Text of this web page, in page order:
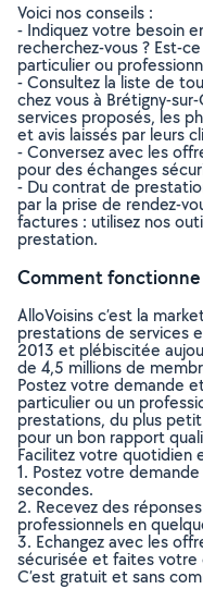
Voici nos conseils :
- Indiquez votre besoin
recherchez-vous ? Est-
particulier ou
- Consultez la liste de
chez vous à Brétigny-
services proposés, les
et avis laissés par leurs
- Conversez avec les
pour des échanges
- Du contrat de
par la prise de rendez-
factures : utilisez nos
prestation.
Comment fonctionne
AlloVoisins c’est la
prestations de services
2013 et plébiscitée
de 4,5 millions de
Postez votre demande
particulier ou un
prestations, du plus
pour un bon rapport
Facilitez votre quotidien
1. Postez votre
secondes.
2. Recevez des
professionnels en
3. Echangez avec les
sécurisée et faites votre
C’est gratuit et sans